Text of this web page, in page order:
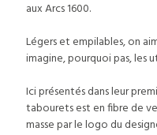
aux Arcs 1600.
Légers et empilables, on
imagine, pourquoi pas, les
Ici présentés dans leur
tabourets est en fibre de
masse par le logo du